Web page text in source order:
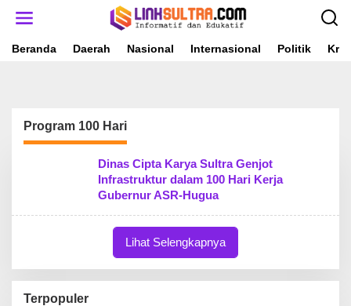
Beranda Daerah Nasional Internasional Politik
Program 100 Hari
Dinas Cipta Karya Sultra Genjot
Infrastruktur dalam 100 Hari Kerja
Gubernur ASR-Hugua
Lihat Selengkapnya
Terpopuler